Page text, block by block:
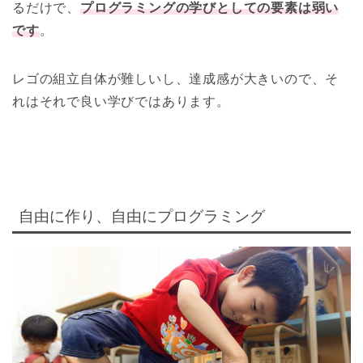
るだけで、 プログラミングの学びとしての要素は弱い
です。
レゴの組立自体が難しいし、達成感が大きいので、そ
れはそれで良い学びではあります。
自由に作り、自由にプログラミング